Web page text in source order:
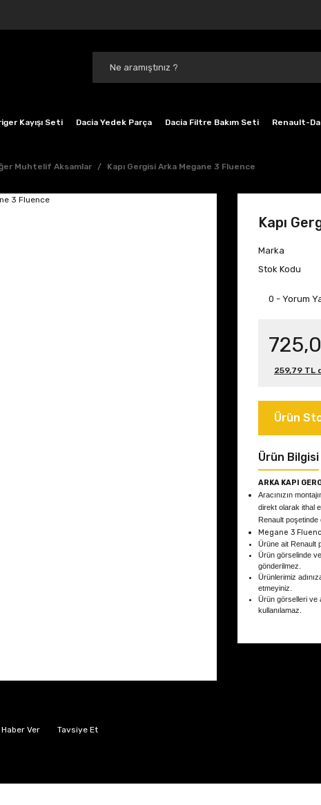
Kayışı Seti Dacia Yedek Parça Dacia Filtre Bakım Seti Renault-
Muhtelif Aksamlar Kapı Gergisi Arka Megane 3 Fluence
Ver Tavsiye Et
Kapı
Marka
Stok Kodu
0 - Yorum
259,79 TL
Ürün
Ürün Bilgisi
ARKA KAPI
Aracınızın
direkt olarak ithal
Renault poşetinde
Megane 3
Ürüne ait Renault
Ürün görselinde
gönderilmez.
Ürünlerimiz
etmeyiniz.
Ürün görselleri ve
kullanılamaz.